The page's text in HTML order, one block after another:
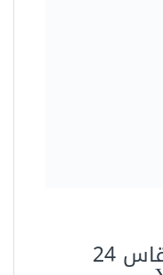
مفتاح بلدى مشرشر مقاس 24